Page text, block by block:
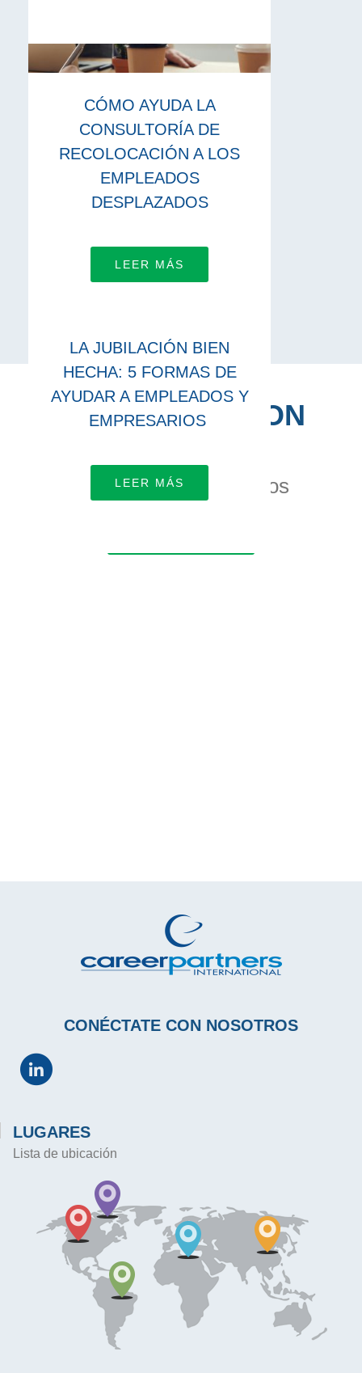
CÓMO AYUDA LA
CONSULTORÍA DE
RECOLOCACIÓN A LOS
EMPLEADOS
DESPLAZADOS
LEER MÁS
LA JUBILACIÓN BIEN
HECHA: 5 FORMAS DE
AYUDAR A EMPLEADOS Y
EMPRESARIOS
LEER MÁS
CONÉCTATE CON
Vamos a trabajar juntos
CONÉCTATE CON NOSOTROS
LUGARES
Lista de ubicación